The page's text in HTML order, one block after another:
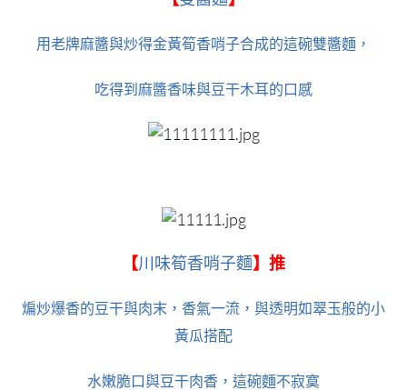
用老牌麻醬與炒得金黃筍香哨子合成的這碗雙醬麵，
吃得到麻醬香味與豆干木耳的口感
【川味筍香哨子麵】推
煸炒爆香的豆干與肉末，香氣一流，與透明如翠玉般的小
黃瓜搭配
水嫩脆口與豆干肉香，這碗麵不寂寞